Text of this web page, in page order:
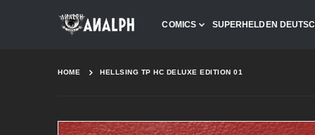
COMICS SUPERHELDEN
HOME HELLSING TP HC DELUXE EDITION 01
Skip